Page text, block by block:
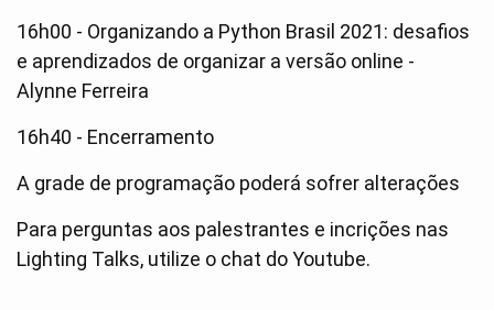
16h00 - Organizando a Python Brasil 2021: desafios
e aprendizados de organizar a versão online -
Alynne Ferreira
16h40 - Encerramento
A grade de programação poderá sofrer alterações
Para perguntas aos palestrantes e incrições nas
Lighting Talks, utilize o chat do Youtube.